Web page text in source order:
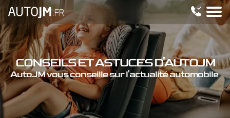
CONSEILS ET ASTUCES D'AUTOJM
AutoJM vous conseille sur l'actualité automobile